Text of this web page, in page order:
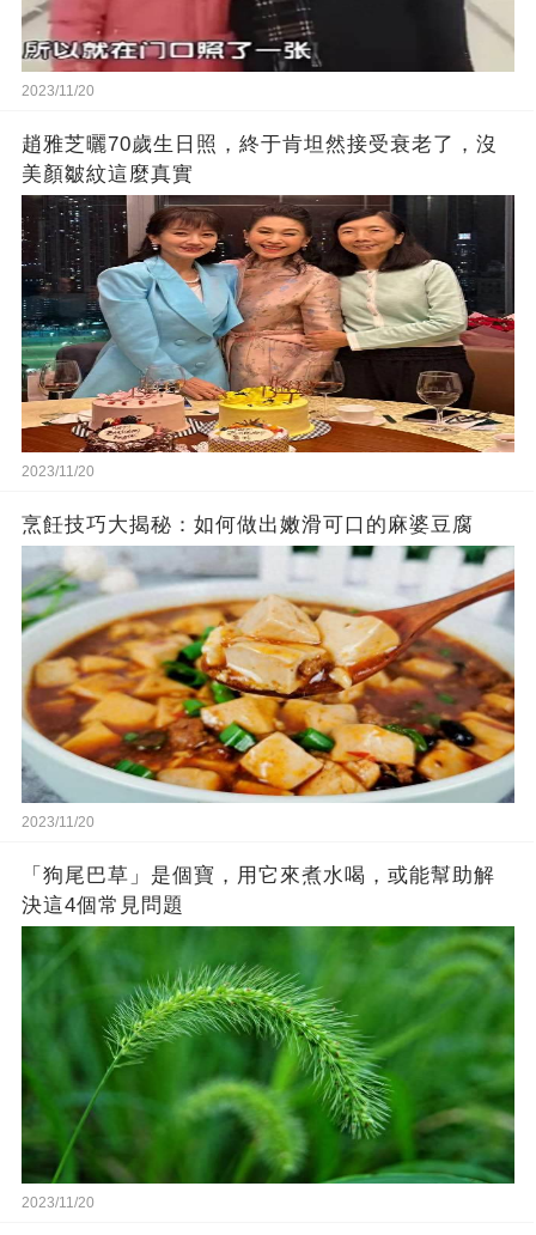
2023/11/20
趙雅芝曬70歲生日照，終于肯坦然接受衰老了，沒
美顏皺紋這麼真實
2023/11/20
烹飪技巧大揭秘：如何做出嫩滑可口的麻婆豆腐
2023/11/20
「狗尾巴草」是個寶，用它來煮水喝，或能幫助解
決這4個常見問題
2023/11/20